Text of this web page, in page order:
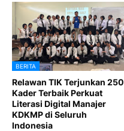
BERITA
Relawan TIK Terjunkan 250
Kader Terbaik Perkuat
Literasi Digital Manajer
KDKMP di Seluruh
Indonesia